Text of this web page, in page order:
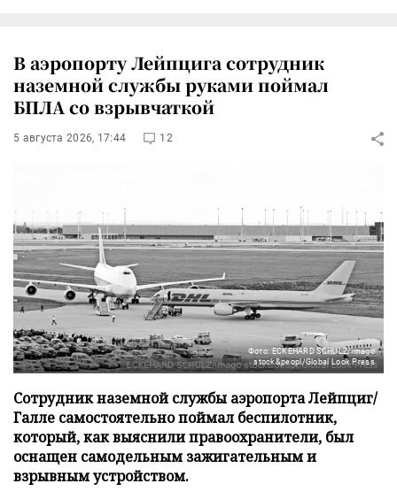
В аэропорту Лейпцига сотрудник
наземной службы руками поймал
БПЛА со взрывчаткой
5 августа 2026, 17:44 12
Фото: ECKEHARD SCHULZ/imago
stock&peopl/Global Look Press
Сотрудник наземной службы аэропорта Лейпциг/
Галле самостоятельно поймал беспилотник,
который, как выяснили правоохранители, был
оснащен самодельным зажигательным и
взрывным устройством.